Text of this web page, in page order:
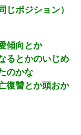
ポジション）
傾向とか
るとかのいじめ
のかな
復讐とか頭おか